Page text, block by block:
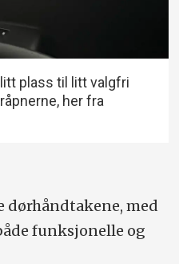
plass til litt valgfri
her fra
dørhåndtakene, med
funksjonelle og